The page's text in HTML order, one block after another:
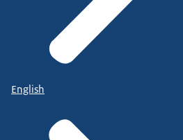
English